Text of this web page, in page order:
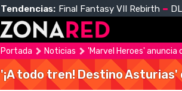
Tendencias: Final Fantasy VII Rebirth
Portada Noticias 'Marvel Heroes'
'¡A todo tren! Destino